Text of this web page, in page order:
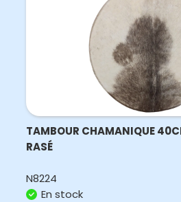
TAMBOUR CHAMANIQUE
RASÉ
N8224
En stock